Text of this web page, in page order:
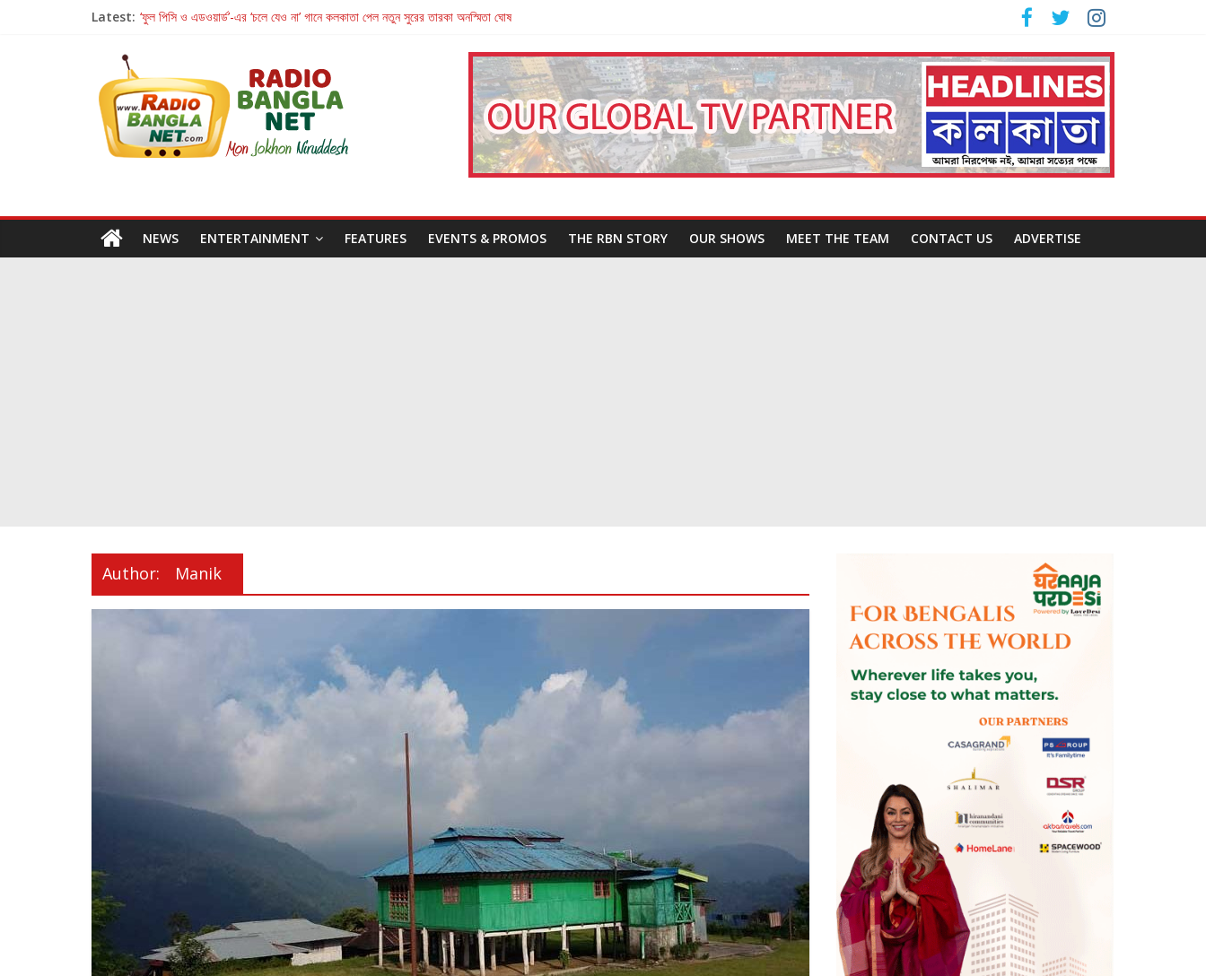
Latest: ‘ফুল পিসি ও এডওয়ার্ড’-এর ‘চলে যেও না’ গানে কলকাতা পেল নতুন সুরের তারকা অনস্মিতা ঘোষ
জগন্নাথমঙ্গলম্ — বাংলায় প্রথমবার মঞ্চে এবার রথযাত্রার উদযাপন
Retribution: A Thought-Provoking Short Film That Challenges Our Understanding of Justice
NEWS ENTERTAINMENT FEATURES EVENTS & PROMOS THE RBN STORY OUR SHOWS MEET THE TEAM CONTACT US ADVERTISE
Author: Manik